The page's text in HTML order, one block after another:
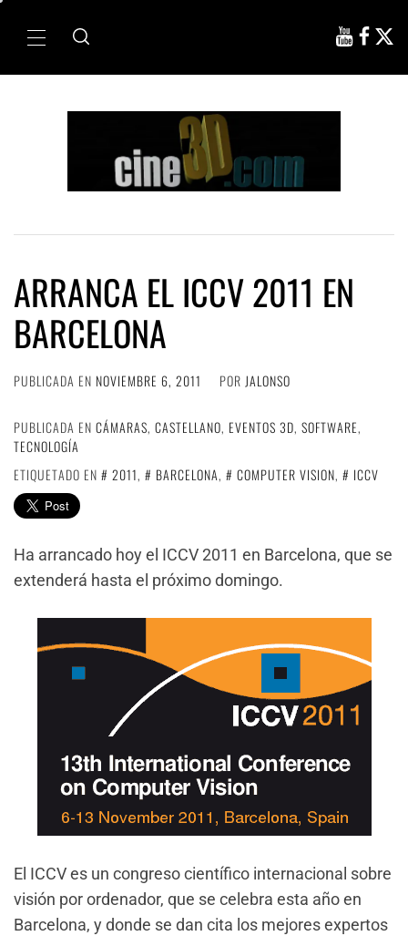
Menú
ARRANCA EL ICCV 2011 EN
BARCELONA
PUBLICADA EN NOVIEMBRE 6, 2011 POR JALONSO
PUBLICADA EN CÁMARAS, CASTELLANO, EVENTOS 3D, SOFTWARE,
TECNOLOGÍA
ETIQUETADO EN
2011, BARCELONA, COMPUTER VISION, ICCV
Ha arrancado hoy el ICCV 2011 en Barcelona, que se
extenderá hasta el próximo domingo.
El ICCV es un congreso científico internacional sobre
visión por ordenador, que se celebra esta año en
Barcelona, y donde se dan cita los mejores expertos